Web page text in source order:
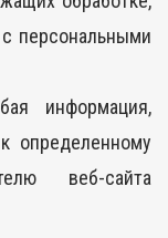
персональными
информация,
определенному
веб-сайта